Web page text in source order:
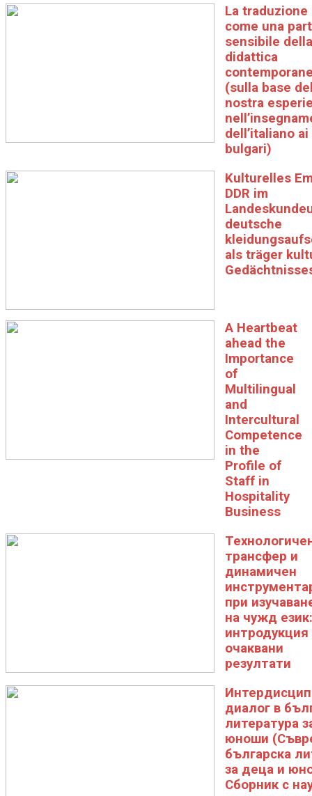
La traduzione
come una
sensibile della
didattica
(sulla base
nostra
dell’italiano ai
bulgari)
Kulturelles
DDR im
deutsche
als träger
A Heartbeat
ahead the
Importance
of
Multilingual
and
Intercultural
Competence
in the
Profile of
Staff in
Hospitality
Business
трансфер и
динамичен
при
на чужд език:
интродукция
очаквани
резултати
диалог в
литература
юноши
българска
за деца и
Сборник с